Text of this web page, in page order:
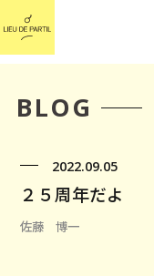
BLOG
2022.09.05
２５周年だよ
佐藤 博一